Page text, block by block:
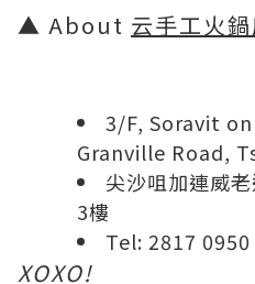
▲ About 云手工火鍋
3/F, Soravit
Granville Road,
尖沙咀加連威
3樓
Tel: 2817 0950
XOXO!